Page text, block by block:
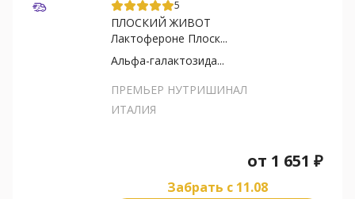
5
ПЛОСКИЙ ЖИВОТ
Лактофероне Плоск...
Альфа-галактозида...
ПРЕМЬЕР НУТРИШИНАЛ
ИТАЛИЯ
от 1 651 ₽
Забрать c 11.08